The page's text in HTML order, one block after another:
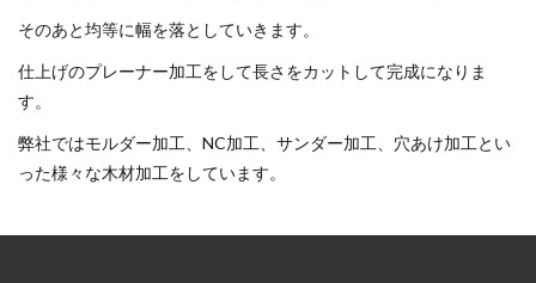
そのあと均等に幅を落としていきます。
仕上げのプレーナー加工をして長さをカットして完成になりま
す。
弊社ではモルダー加工、NC加工、サンダー加工、穴あけ加工とい
った様々な木材加工をしています。